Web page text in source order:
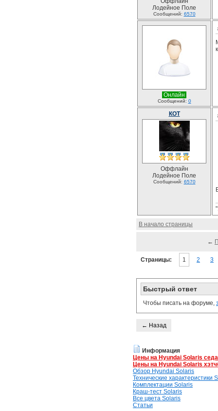
Лодейное Поле
Сообщений: 6570
Онлайн
Сообщений: 0
КОТ
Оффлайн
Лодейное Поле
Сообщений: 6570
В начало страницы
←
Страницы: 1 2 3
Быстрый ответ
Чтобы писать на форуме,
← Назад
Информация
Цены на Hyundai Solaris
Цены на Hyundai Solaris
Обзор Hyundai Solaris
Технические характеристики
Комплектации Solaris
Краш-тест Solaris
Все цвета Solaris
Статьи